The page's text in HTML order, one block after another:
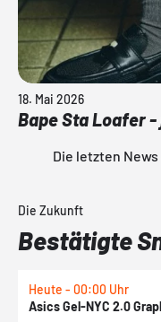
18. Mai 2026
Bape Sta Loafer -
Die letzten
Die Zukunft
Bestätigte
Heute - 00:00 Uhr
Asics Gel-NYC 2.0